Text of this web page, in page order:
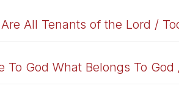
All Tenants of the Lord /
To God What Belongs To